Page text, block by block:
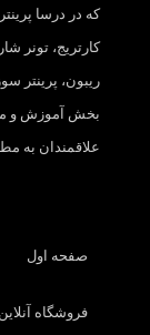
که در درسا
کارتریج، تونر
ریبون، پرینتر
بخش آموزش و
علاقمندان به
صفحه اول
فروشگاه آنلاین